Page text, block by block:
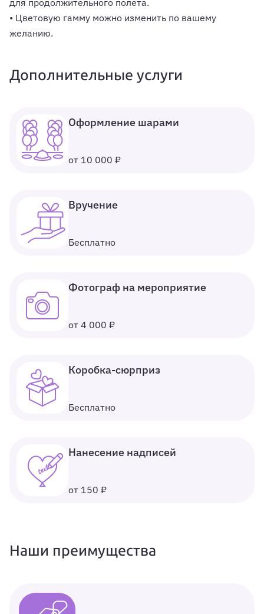
для продолжительного полёта.
• Цветовую гамму можно изменить по вашему
желанию.
Дополнительные услуги
Оформление шарами
от 10 000 ₽
Вручение
Бесплатно
Фотограф на мероприятие
от 4 000 ₽
Коробка-сюрприз
Бесплатно
Нанесение надписей
от 150 ₽
Наши преимущества